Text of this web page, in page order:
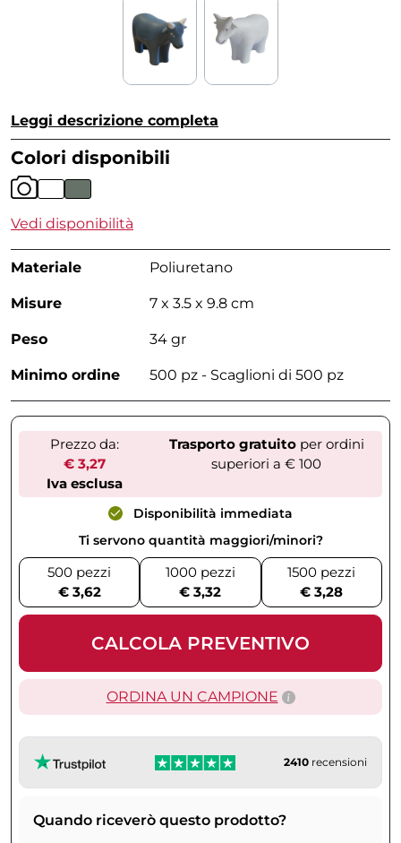
Leggi descrizione completa
Colori disponibili
Vedi disponibilità
Materiale Poliuretano
Misure 7 x 3.5 x 9.8 cm
Peso 34 gr
Minimo ordine 500 pz - Scaglioni di 500 pz
Prezzo da:
€ 3,27
Iva esclusa
Trasporto gratuitoper ordini
superiori a € 100
Disponibilità immediata
Ti servono quantità maggiori/minori?
500 pezzi
€ 3,62
1000 pezzi
€ 3,32
1500 pezzi
€ 3,28
CALCOLA PREVENTIVO
ORDINA UN CAMPIONE
2410 recensioni
Quando riceverò questo prodotto?